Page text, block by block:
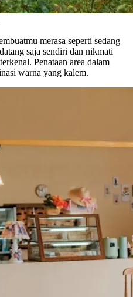
merasa seperti sedang
saja sendiri dan nikmati
Penataan area dalam
warna yang kalem.